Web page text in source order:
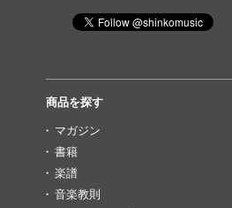
商品を探す
マガジン
書籍
楽譜
音楽教則